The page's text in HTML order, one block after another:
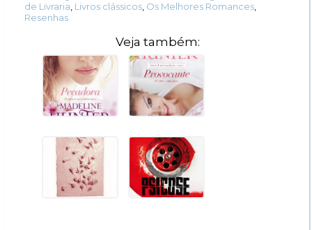
de Livraria Livros clássicos, Os Melhores Romances,
Resenhas
Veja também: